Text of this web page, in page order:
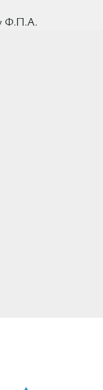
Φ.Π.Α.